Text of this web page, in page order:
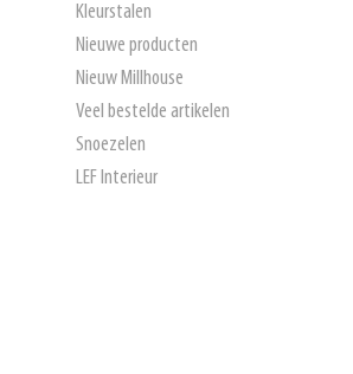
Kleurstalen
Nieuwe producten
Nieuw Millhouse
Veel bestelde artikelen
Snoezelen
LEF Interieur